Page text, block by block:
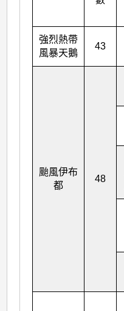
強烈熱帶
風暴天鵝
43
颱風伊布
都
48